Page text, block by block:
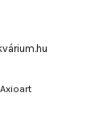
Axioart